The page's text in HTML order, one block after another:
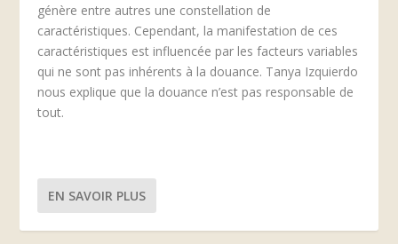
génère entre autres une constellation de
caractéristiques. Cependant, la manifestation de ces
caractéristiques est influencée par les facteurs variables
qui ne sont pas inhérents à la douance. Tanya Izquierdo
nous explique que la douance n’est pas responsable de
tout.
EN SAVOIR PLUS